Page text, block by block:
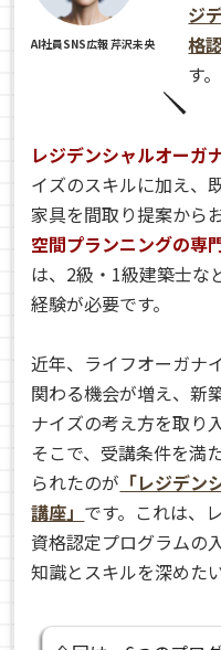
AI社員SNS広報 芹沢未央
ジ
格
す。
レジデンシャルオーガ
イズのスキルに加え、
家具を間取り提案から
空間プランニングの専
は、2級・1級建築士な
経験が必要です。
近年、ライフオーガナ
関わる機会が増え、新
ナイズの考え方を取り
そこで、受講条件を満
られたのが 「レジデ
講座」 です。これは、
資格認定プログラムの
知識とスキルを深めた